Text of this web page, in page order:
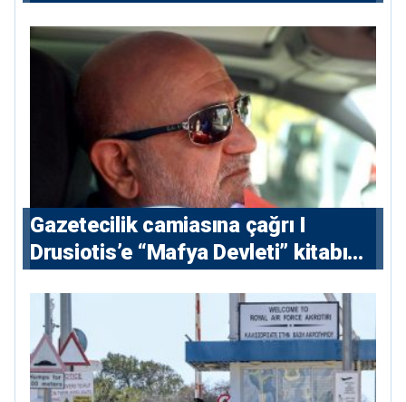
Gazetecilik camiasına çağrı I
⁠Drusiotis’e “Mafya Devleti” kitabı